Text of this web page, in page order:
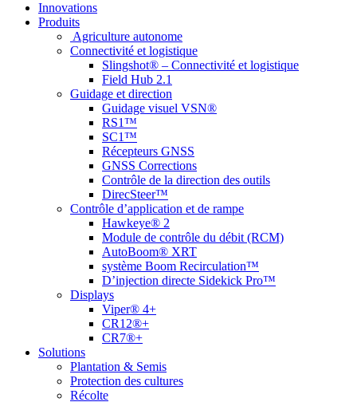
Innovations
Produits
Agriculture autonome
Connectivité et logistique
Slingshot® – Connectivité et logistique
Field Hub 2.1
Guidage et direction
Guidage visuel VSN®
RS1™
SC1™
Récepteurs GNSS
GNSS Corrections
Contrôle de la direction des outils
DirecSteer™
Contrôle d’application et de rampe
Hawkeye® 2
Module de contrôle du débit (RCM)
AutoBoom® XRT
système Boom Recirculation™
D’injection directe Sidekick Pro™
Displays
Viper® 4+
CR12®+
CR7®+
Solutions
Plantation & Semis
Protection des cultures
Récolte